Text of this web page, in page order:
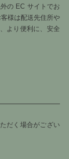
の EC サイトでお
様は配送先住所や
より便利に、安全
だく場合がござい